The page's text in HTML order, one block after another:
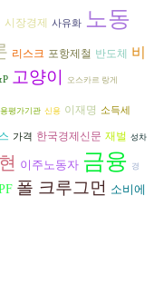
시장경제 사유화 노동
리스크 포항제철 반도체 비
고양이 오스카르 랑게
평가기관 신용 이재명 소득세
가격 한국경제신문 재벌 성차
이주노동자 금융 경
폴 크루그먼 소비에